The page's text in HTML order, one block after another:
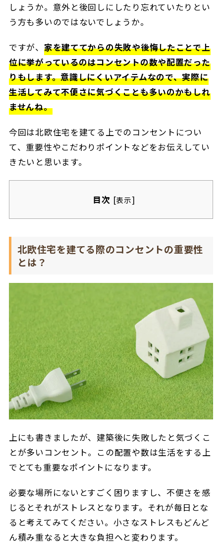
しょうか。意外と後回しにしたり忘れていたりとい
う方も多いのではないでしょうか。
ですが、 家を建ててからの失敗や後悔したことで上
位に挙がっているのはコンセントの数や配置だった
りもします。意識しにくいアイテムなので、実際に
生活してみて不便さに気づくことも多いのかもしれ
ませんね。
今回は北欧住宅を建てる上でのコンセントについ
て、重要性やこだわりポイントなどをお伝えしてい
きたいと思います。
目次 [表示]
北欧住宅を建てる際のコンセントの重要性
とは？
上にも書きましたが、建築後に失敗したと気づくこ
とが多いコンセント。この配置や数は生活をする上
でとても重要なポイントになります。
必要な場所にないとすごく困りますし、不便さを感
じるとそれがストレスとなります。それが毎日とな
ると考えてみてください。小さなストレスもどんど
ん積み重なると大きな負担へと変わります。